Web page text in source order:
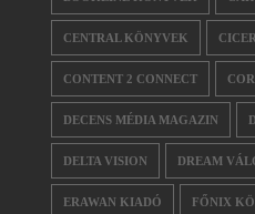
CENTRAL KÖNYVEK
CONTENT 2 CONNECT
DECENS MÉDIA MAGAZIN
DELTA VISION DREAM
ERAWAN KIADÓ FŐNIX